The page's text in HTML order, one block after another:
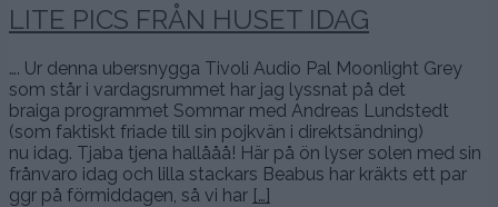
LITE PICS FRÅN HUSET IDAG
…. Ur denna ubersnygga Tivoli Audio Pal Moonlight Grey
som står i vardagsrummet har jag lyssnat på det
braiga programmet Sommar med Andreas Lundstedt
(som faktiskt friade till sin pojkvän i direktsändning)
nu idag. Tjaba tjena hallååå! Här på ön lyser solen med sin
frånvaro idag och lilla stackars Beabus har kräkts ett par
ggr på förmiddagen, så vi har […]